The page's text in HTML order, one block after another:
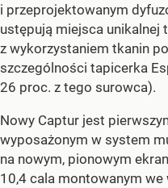
i przeprojektowanym
ustępują miejsca unikalnej
z wykorzystaniem tkanin
szczególności tapicerka
26 proc. z tego surowca).
Nowy Captur jest
wyposażonym w system
na nowym, pionowym
10,4 cala montowanym